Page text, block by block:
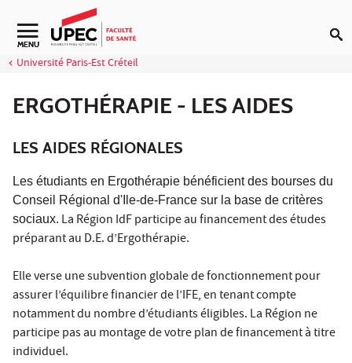
Aller au contenu
Navigation secondaire
MENU
Université Paris-Est Créteil
ERGOTHÉRAPIE - LES AIDES
LES AIDES RÉGIONALES
Les étudiants en Ergothérapie bénéficient des bourses du
Conseil Régional d'Ile-de-France sur la base de critères
sociaux. La Région IdF participe au financement des études
préparant au D.E. d’Ergothérapie.
Elle verse une subvention globale de fonctionnement pour
assurer l’équilibre financier de l’IFE, en tenant compte
notamment du nombre d’étudiants éligibles. La Région ne
participe pas au montage de votre plan de financement à titre
individuel.